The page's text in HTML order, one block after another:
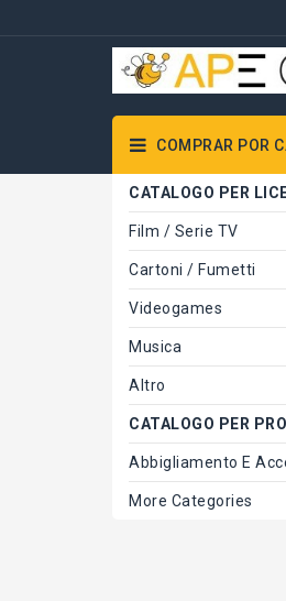
COMPRAR POR
CATALOGO PER
Film / Serie TV
Cartoni / Fumetti
Videogames
Musica
Altro
CATALOGO PER
Abbigliamento E
More Categories